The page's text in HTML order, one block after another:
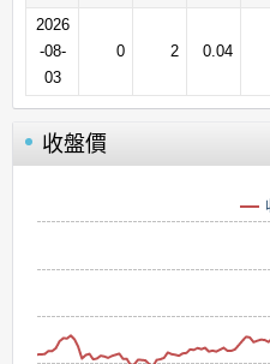
2026
-08-
03
0 2 0.04
收盤價